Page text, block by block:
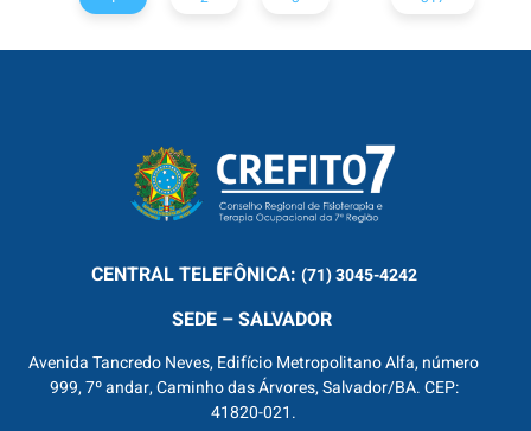
CENTRALTELEFÔNICA: (71) 3045-4242
SEDE – SALVADOR
Avenida Tancredo Neves, Edifício Metropolitano Alfa, número
999, 7º andar, Caminho das Árvores, Salvador/BA. CEP:
41820-021.